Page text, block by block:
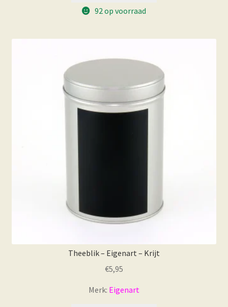
92 op voorraad
Theeblik – Eigenart – Krijt
€5,95
Merk: Eigenart